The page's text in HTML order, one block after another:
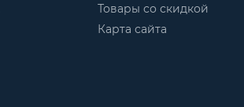
Товары со скидкой
Карта сайта